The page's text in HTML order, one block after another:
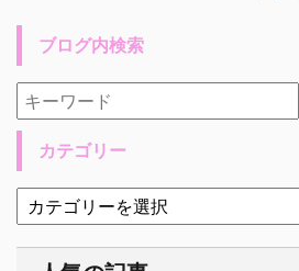
ブログ内検索
カテゴリー